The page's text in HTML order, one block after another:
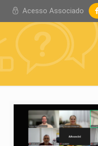
Acesso Associado